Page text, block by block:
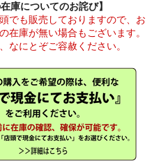
庫についてのお詫び】
でも販売しておりますので、お
在庫が無い場合もございます。
にとぞご容赦ください。